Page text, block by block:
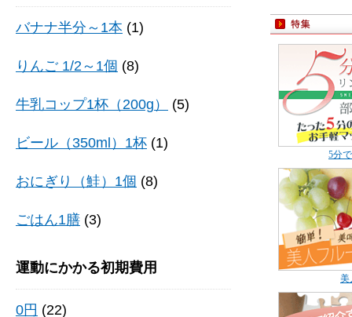
バナナ半分～1本 (1)
りんご 1/2～1個 (8)
牛乳コップ1杯（200g） (5)
ビール（350ml）1杯 (1)
おにぎり（鮭）1個 (8)
ごはん1膳 (3)
運動にかかる初期費用
0円 (22)
5分
美